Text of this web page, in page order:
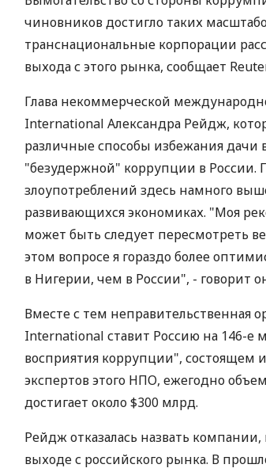
чиновников достигло таких
транснациональные корпорации
выхода с этого рынка, сообщает
Глава некоммерческой
International Александра Рейдж,
различные способы избежания дачи
"безудержной" коррупции в России.
злоупотреблений здесь намного
развивающихся экономиках. "Моя
может быть следует пересмотреть
этом вопросе я гораздо более
в Нигерии, чем в России", - говорит
Вместе с тем неправительственная
International ставит Россию на 146-е
восприятия коррупции", состоящем
экспертов этого НПО, ежегодно
достигает около $300 млрд.
Рейдж отказалась назвать
выходе с российского рынка. В